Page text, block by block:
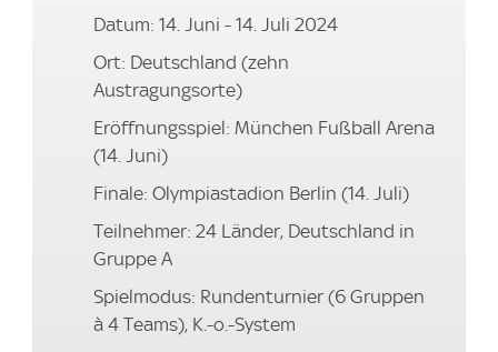
Datum: 14. Juni - 14. Juli 2024
Ort: Deutschland (zehn
Austragungsorte)
Eröffnungsspiel: München Fußball Arena
(14. Juni)
Finale: Olympiastadion Berlin (14. Juli)
Teilnehmer: 24 Länder, Deutschland in
Gruppe A
Spielmodus: Rundenturnier (6 Gruppen
à 4 Teams), K.-o.-System